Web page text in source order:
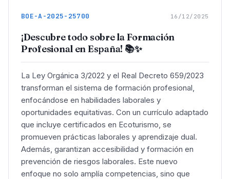
BOE-A-2025-25700 16/12/2025
¡Descubre todo sobre la Formación
Profesional en España! 📚✨
La Ley Orgánica 3/2022 y el Real Decreto 659/2023
transforman el sistema de formación profesional,
enfocándose en habilidades laborales y
oportunidades equitativas. Con un currículo adaptado
que incluye certificados en Ecoturismo, se
promueven prácticas laborales y aprendizaje dual.
Además, garantizan accesibilidad y formación en
prevención de riesgos laborales. Este nuevo
enfoque no solo amplía competencias, sino que